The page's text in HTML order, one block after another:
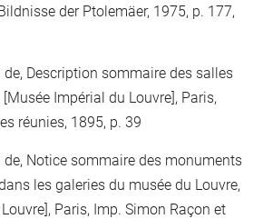
der Ptolemäer, 1975, p. 177,
de, Description sommaire des salles
Impérial du Louvre], Paris,
réunies, 1895, p. 39
de, Notice sommaire des monuments
les galeries du musée du Louvre,
Paris, Imp. Simon Raçon et